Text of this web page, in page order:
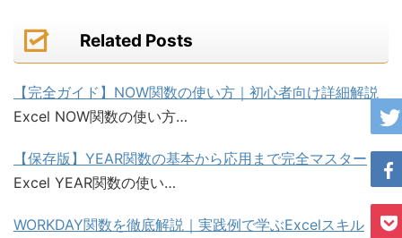
Related Posts
【完全ガイド】NOW関数の使い方｜初心者向け詳細解説
Excel NOW関数の使い方…
【保存版】YEAR関数の基本から応用まで完全マスター
Excel YEAR関数の使い…
WORKDAY関数を徹底解説｜実践例で学ぶExcelスキル